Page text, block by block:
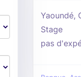
Yaoundé,
Stage
pas